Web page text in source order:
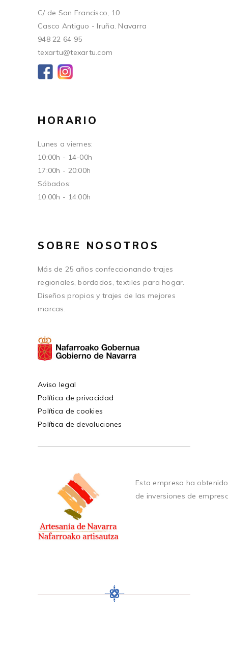
C/ de San Francisco, 10
Casco Antiguo - Iruña. Navarra
948 22 64 95
texartu@texartu.com
HORARIO
Lunes a viernes:
10:00h - 14-00h
17:00h - 20:00h
Sábados:
10:00h - 14:00h
SOBRE NOSOTROS
Más de 25 años confeccionando trajes
regionales, bordados, textiles para hogar.
Diseños propios y trajes de las mejores
marcas.
Aviso legal
Política de privacidad
Política de cookies
Política de devoluciones
Esta empresa ha
de inversiones de